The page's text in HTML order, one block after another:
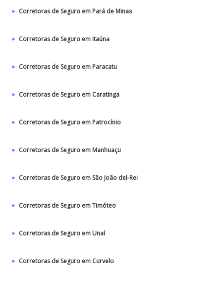
Corretoras de Seguro em Pará de Minas
Corretoras de Seguro em Itaúna
Corretoras de Seguro em Paracatu
Corretoras de Seguro em Caratinga
Corretoras de Seguro em Patrocínio
Corretoras de Seguro em Manhuaçu
Corretoras de Seguro em São João del-Rei
Corretoras de Seguro em Timóteo
Corretoras de Seguro em Unaí
Corretoras de Seguro em Curvelo